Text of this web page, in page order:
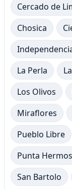
Cercado de
Chosica
La Perla
Los Olivos
Miraflores
Pueblo Libre
Punta
San Bartolo